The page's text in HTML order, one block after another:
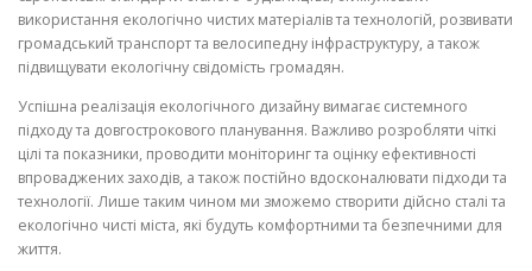
використання екологічно чистих матеріалів та технологій, розвивати
громадський транспорт та велосипедну інфраструктуру, а також
підвищувати екологічну свідомість громадян.
Успішна реалізація екологічного дизайну вимагає системного
підходу та довгострокового планування. Важливо розробляти чіткі
цілі та показники, проводити моніторинг та оцінку ефективності
впроваджених заходів, а також постійно вдосконалювати підходи та
технології. Лише таким чином ми зможемо створити дійсно сталі та
екологічно чисті міста, які будуть комфортними та безпечними для
життя.